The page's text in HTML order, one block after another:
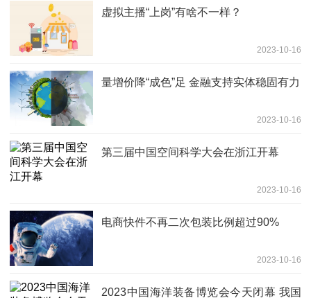
虚拟主播“上岗”有啥不一样？
2023-10-16
量增价降“成色”足 金融支持实体稳固有力
2023-10-16
第三届中国空间科学大会在浙江开幕
2023-10-16
电商快件不再二次包装比例超过90%
2023-10-16
2023中国海洋装备博览会今天闭幕 我国